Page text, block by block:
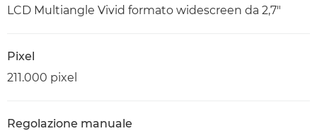
LCD Multiangle Vivid formato widescreen da 2,7"
Pixel
211.000 pixel
Regolazione manuale